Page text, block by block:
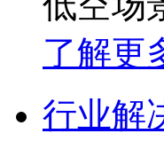
了解更
行业解